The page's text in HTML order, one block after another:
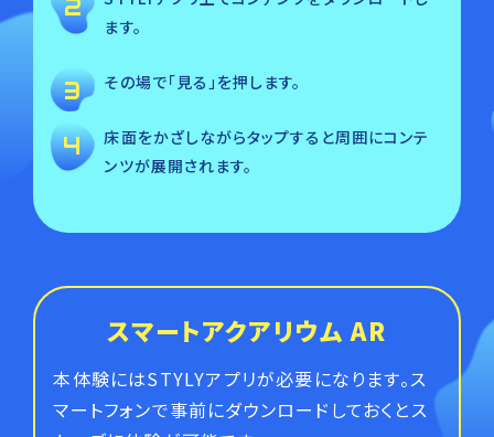
ます。
その場で「見る」を押します。
床面をかざしながらタップすると周囲にコンテ
ンツが展開されます。
スマートアクアリウム AR
本体験にはSTYLYアプリが必要になります。ス
マートフォンで事前にダウンロードしておくとス